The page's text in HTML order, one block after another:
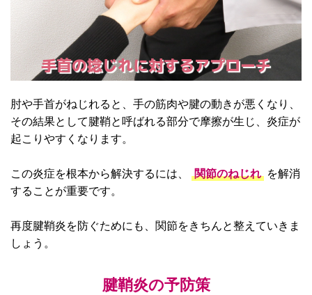
手首の捻じれに対するアプローチ
肘や手首がねじれると、手の筋肉や腱の動きが悪くなり、
その結果として腱鞘と呼ばれる部分で摩擦が生じ、炎症が
起こりやすくなります。
この炎症を根本から解決するには、 関節のねじれ を解消
することが重要です。
再度腱鞘炎を防ぐためにも、関節をきちんと整えていきま
しょう。
腱鞘炎の予防策